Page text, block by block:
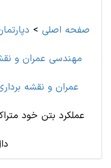
صفحه اصلی >
مهندسی عمران و
عمران و نقشه
عملکرد بتن خود